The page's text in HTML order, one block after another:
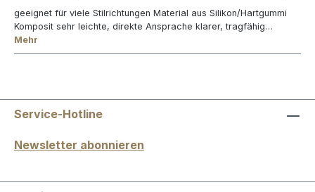
geeignet für viele Stilrichtungen Material aus Silikon/Hartgummi
Komposit sehr leichte, direkte Ansprache klarer, tragfähig…
Mehr
Service-Hotline
Newsletter abonnieren